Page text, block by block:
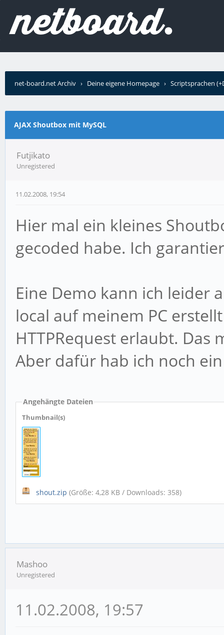
net-board.net Archiv › Deine eigene Homepage › Scriptsprachen
AJAX Shoutbox mit MySQL
Futjikato
Unregistered
11.02.2008, 19:54
Hier mal ein kleines
gecoded habe. Ich
Eine Demo kann ich leider
local auf meinem PC
HTTPRequest erlaubt. Das
Aber dafür hab ich noch
Angehängte Dateien
Thumbnail(s)
shout.zip (Größe: 4,28 KB / Downloads: 358)
Mashoo
Unregistered
11.02.2008, 19:57